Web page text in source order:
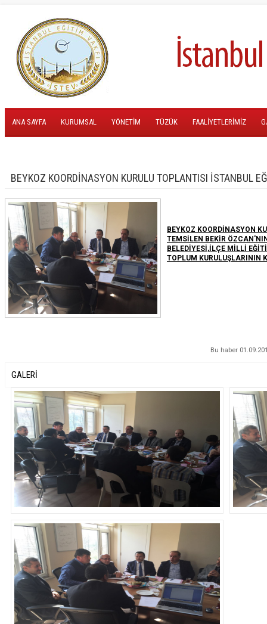
ANA SAYFA KURUMSAL YÖNETİM TÜZÜK FAALİYETLERİMİZ
BEYKOZ KOORDİNASYON KURULU TOPLANTISI İSTANBUL
BEYKOZ KOORDİNASYON
TEMSİLEN BEKİR
BELEDİYESİ,İLÇE MİLLİ
TOPLUM KURULUŞLARININ
Bu haber
GALERİ